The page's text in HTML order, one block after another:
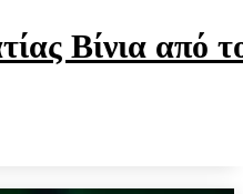
Βίνια από